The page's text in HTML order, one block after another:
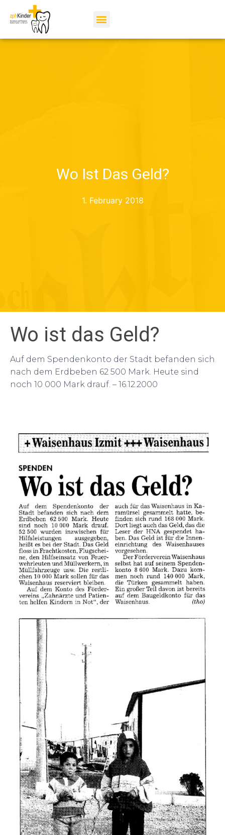
Wo Ist Das Geld?
1. February 2018
Wo ist das Geld?
Auf dem Spendenkonto der Stadt befanden sich
nach dem Erdbeben 62 500 Mark. Heute sind
noch 10 000 Mark drauf. – 16.12.2000